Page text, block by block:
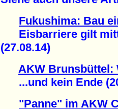
Fukushima: Bau
Eisbarriere gilt
(27.08.14)
AKW Brunsbüttel:
...und kein Ende
"Panne" im AKW